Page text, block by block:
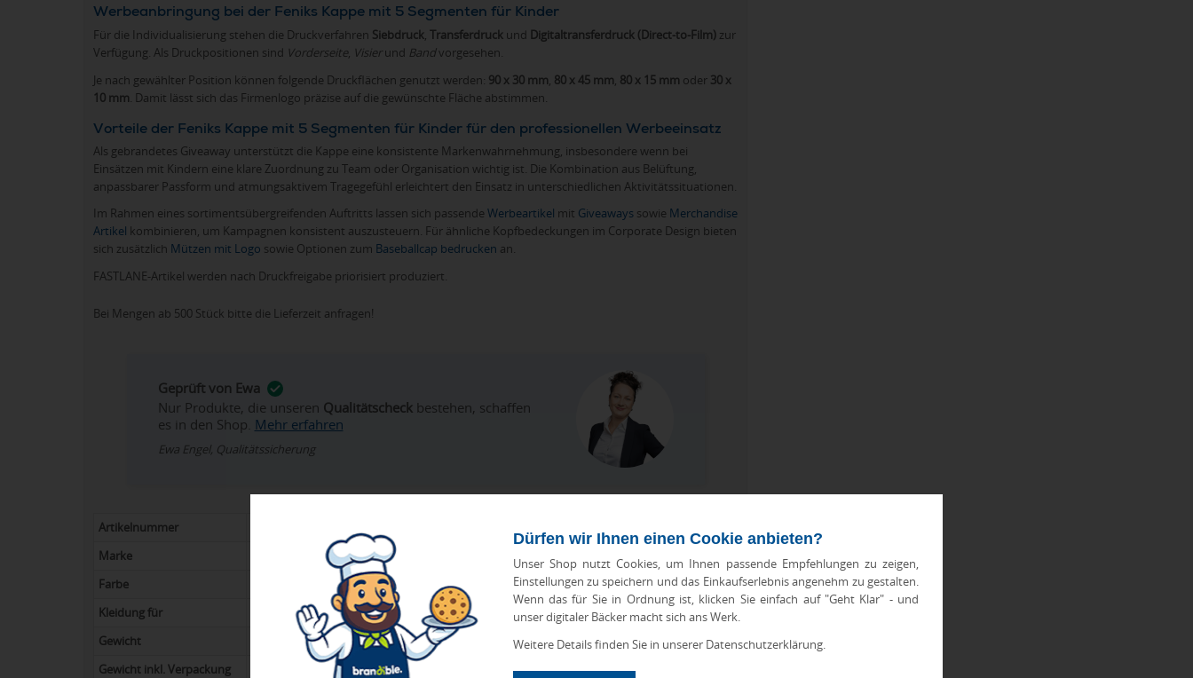
Dürfen wir Ihnen einen Cookie anbieten?
Unser Shop nutzt Cookies, um Ihnen passende Empfehlungen zu zeigen,
Einstellungen zu speichern und das Einkaufserlebnis angenehm zu gestalten.
Wenn das für Sie in Ordnung ist, klicken Sie einfach auf "Geht Klar" - und
unser digitaler Bäcker macht sich ans Werk.
Weitere Details finden Sie in unserer Datenschutzerklärung.
Werbeanbringung bei der Feniks Kappe mit 5 Segmenten für Kinder
Für die Individualisierung stehen die Druckverfahren Siebdruck, Transferdruck und Digitaltransferdruck (Direct-to-Film) zur
Verfügung. Als Druckpositionen sind Vorderseite, Visierund Bandvorgesehen.
Je nach gewählter Position können folgende Druckflächen genutzt werden: 90 x 30 mm, 80 x 45 mm, 80 x 15 mm oder 30 x
10 mm. Damit lässt sich das Firmenlogo präzise auf die gewünschte Fläche abstimmen.
Vorteile der Feniks Kappe mit 5 Segmenten für Kinder für den professionellen Werbeeinsatz
Als gebrandetes Giveaway unterstützt die Kappe eine konsistente Markenwahrnehmung, insbesondere wenn bei
Einsätzen mit Kindern eine klare Zuordnung zu Team oder Organisation wichtig ist. Die Kombination aus Belüftung,
anpassbarer Passform und atmungsaktivem Tragegefühl erleichtert den Einsatz in unterschiedlichen Aktivitätssituationen.
Im Rahmen eines sortimentsübergreifenden Auftritts lassen sich passende Werbeartikel mit Giveaways sowie Merchandise
Artikel kombinieren, um Kampagnen konsistent auszusteuern. Für ähnliche Kopfbedeckungen im Corporate Design bieten
sich zusätzlich Mützen mit Logo sowie Optionen zum Baseballcap bedrucken an.
FASTLANE-Artikel werden nach Druckfreigabe priorisiert produziert.
Bei Mengen ab 500 Stück bitte die Lieferzeit anfragen!
Geprüft von Ewa
Nur Produkte, die unseren Qualitätscheckbestehen, schaffen
es in den Shop. Mehr erfahren
Ewa Engel, Qualitätssicherung
Artikelnummer
Marke
Farbe
Kleidung für
Gewicht
Gewicht inkl. Verpackung